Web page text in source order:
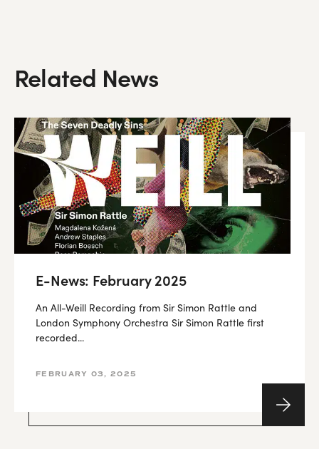
Related News
E-News: February 2025
An All-Weill Recording from Sir Simon Rattle and
London Symphony Orchestra Sir Simon Rattle first
recorded...
FEBRUARY 03, 2025